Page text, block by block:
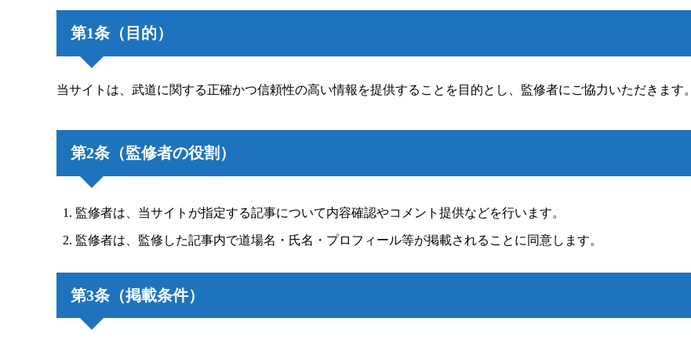
第1条（目的）
当サイトは、武道に関する正確かつ信頼性の高い情報を提供することを目的とし、監修者にご協力いただきます。
第2条（監修者の役割）
監修者は、当サイトが指定する記事について内容確認やコメント提供などを行います。
監修者は、監修した記事内で道場名・氏名・プロフィール等が掲載されることに同意します。
第3条（掲載条件）